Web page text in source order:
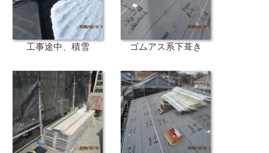
工事途中、積雪 ゴムアス系下葺き